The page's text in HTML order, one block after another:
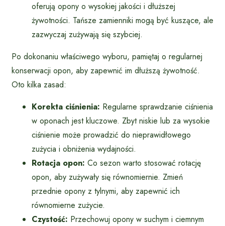
oferują opony o wysokiej jakości i dłuższej
żywotności. Tańsze zamienniki mogą być kuszące, ale
zazwyczaj zużywają się szybciej.
Po dokonaniu właściwego wyboru, pamiętaj o regularnej
konserwacji opon, aby zapewnić im dłuższą żywotność.
Oto kilka zasad:
Korekta ciśnienia: Regularne sprawdzanie ciśnienia
w oponach jest kluczowe. Zbyt niskie lub za wysokie
ciśnienie może prowadzić do nieprawidłowego
zużycia i obniżenia wydajności.
Rotacja opon: Co sezon warto stosować rotację
opon, aby zużywały się równomiernie. Zmień
przednie opony z tylnymi, aby zapewnić ich
równomierne zużycie.
Czystość: Przechowuj opony w suchym i ciemnym